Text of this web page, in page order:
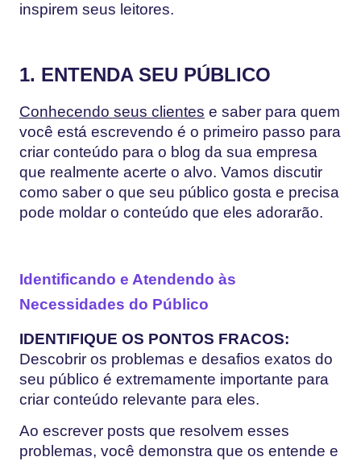
inspirem seus leitores.
1. ENTENDA SEU PÚBLICO
Conhecendo seus clientes e saber para quem
você está escrevendo é o primeiro passo para
criar conteúdo para o blog da sua empresa
que realmente acerte o alvo. Vamos discutir
como saber o que seu público gosta e precisa
pode moldar o conteúdo que eles adorarão.
Identificando e Atendendo às
Necessidades do Público
IDENTIFIQUE OS PONTOS FRACOS:
Descobrir os problemas e desafios exatos do
seu público é extremamente importante para
criar conteúdo relevante para eles.
Ao escrever posts que resolvem esses
problemas, você demonstra que os entende e